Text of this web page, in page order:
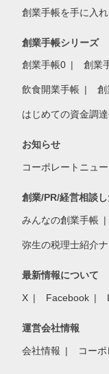
創業手帳を手に入れ
創業手帳シリーズ
創業手帳0 創業
飲食開業手帳 創
はじめての資金調
お知らせ
コーポレートニュー
創業/PR/経営相談
みんなの創業手帳
弥生の税理士紹介ナ
最新情報について
X Facebook
運営会社情報
会社情報 コー